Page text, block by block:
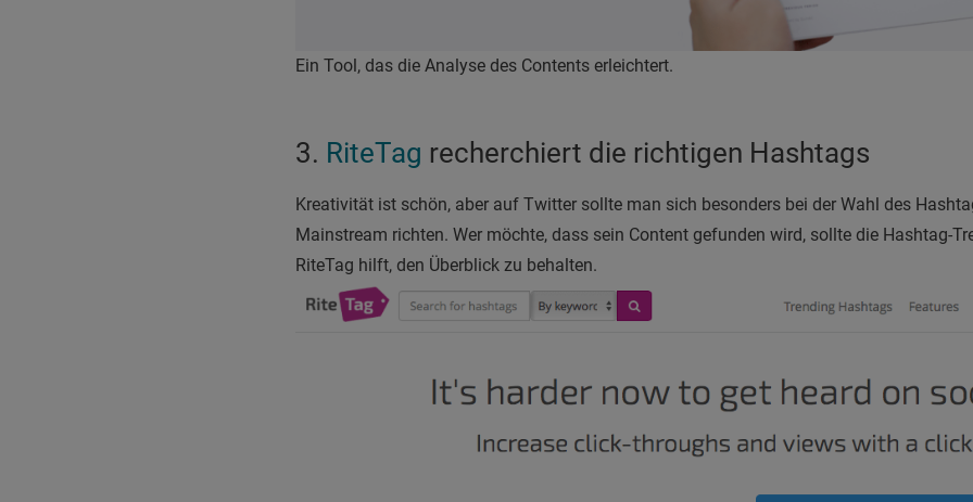
Ein Tool, das die Analyse des Contents erleichtert.
3. RiteTag recherchiert die richtigen Hashtags
Kreativität ist schön, aber auf Twitter sollte man sich besonders bei der Wahl des
Mainstream richten. Wer möchte, dass sein Content gefunden wird, sollte die Hashtag-
RiteTag hilft, den Überblick zu behalten.